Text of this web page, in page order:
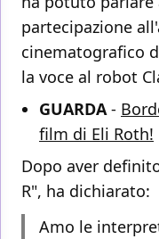
partecipazione
cinematografico
la voce al robot
GUARDA-
film di Eli Roth!
Dopo aver
R", ha dichiarato:
Amo le